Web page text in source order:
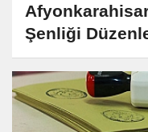
Şenliği